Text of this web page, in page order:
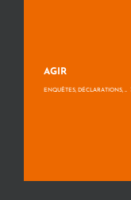
AGIR
ENQUÊTES, DÉCLARATIONS, ...